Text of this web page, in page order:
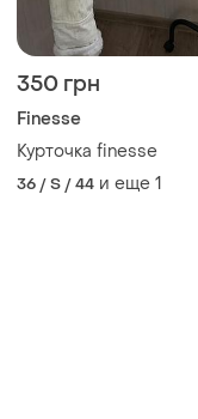
350 грн
Finesse
Курточка finesse
36 / S / 44 и еще 1